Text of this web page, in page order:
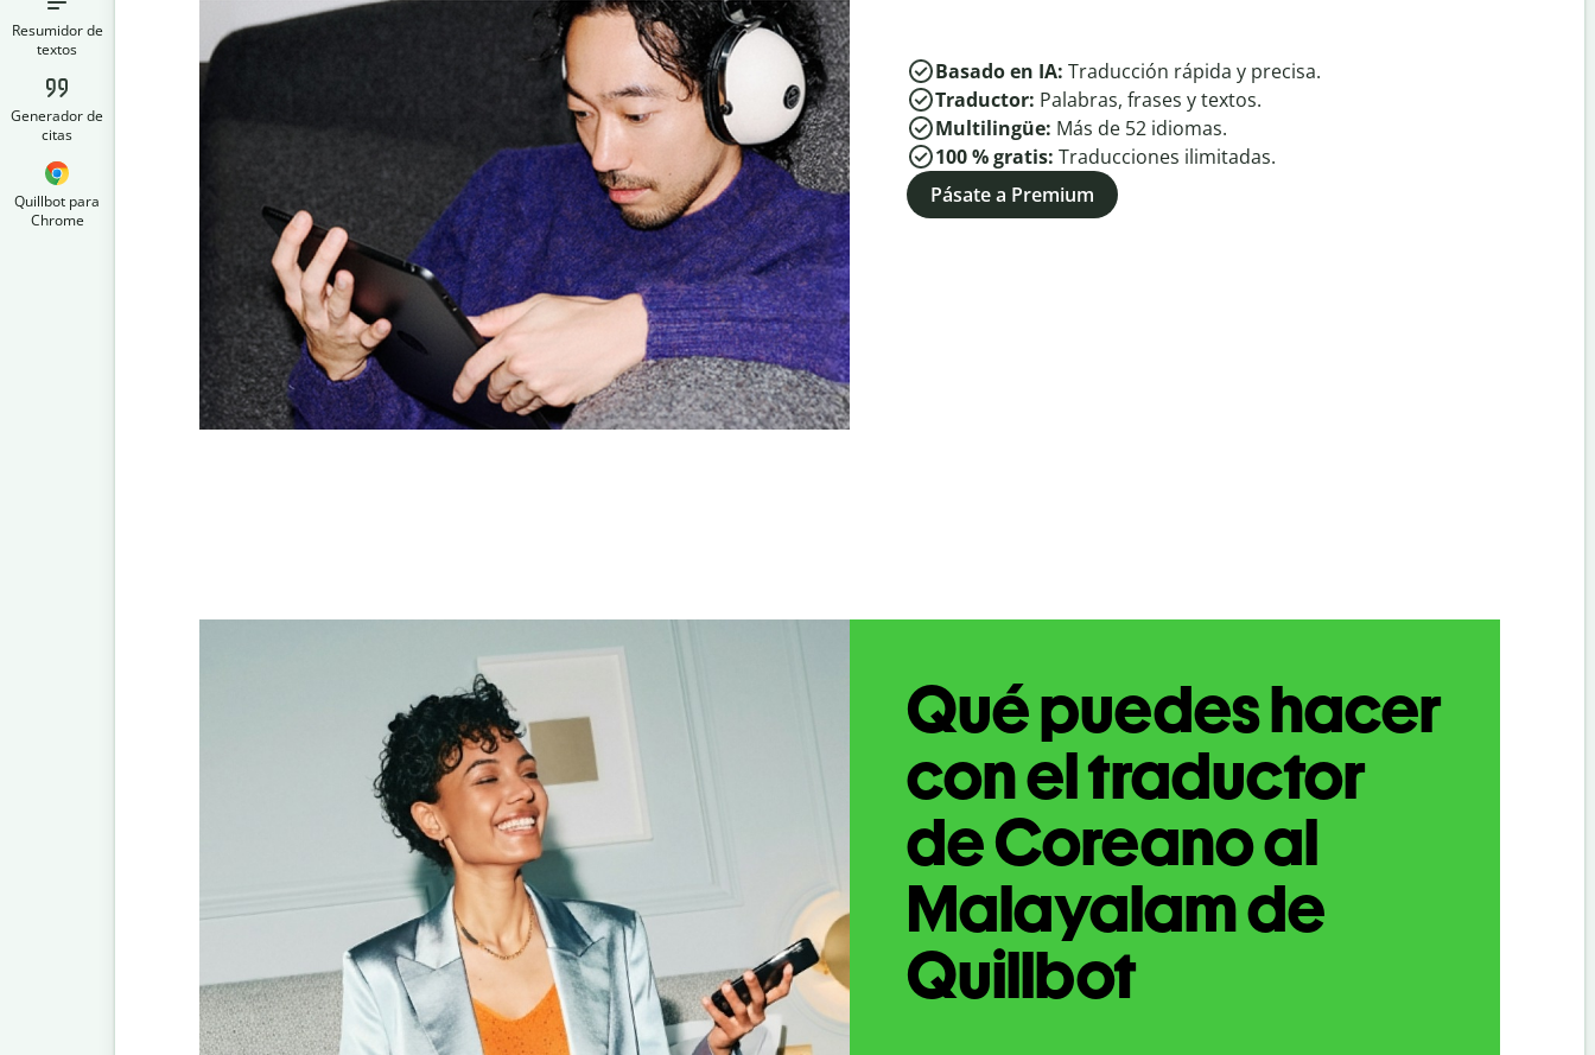
Resumidor de
textos
Generador de
citas
Quillbot para
Chrome
Basado en IA: Traducción rápida y precisa.
Traductor: Palabras, frases y textos.
Multilingüe: Más de 52 idiomas.
100 % gratis: Traducciones ilimitadas.
Pásate a Premium
Qué puedes hacer
con el traductor
de Coreano al
Malayalam de
Quillbot